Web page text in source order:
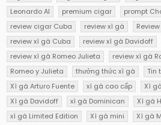
Leonardo AI
premium cigar prompt
review cigar Cuba
review xì gà
review xì gà Cuba
review xì gà Davidoff
review xì gà Romeo Julieta
review xì gà
Romeo y Julieta
thưởng thức xì gà
Tin
Xì gà Arturo Fuente
xì gà cao cấp Xì
Xì gà Davidoff
xì gà Dominican Xì gà
xì gà Limited Edition
Xì gà mini
Xì gà